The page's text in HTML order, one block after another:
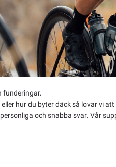
funderingar.
hur du byter däck så lovar vi
och snabba svar. Vår